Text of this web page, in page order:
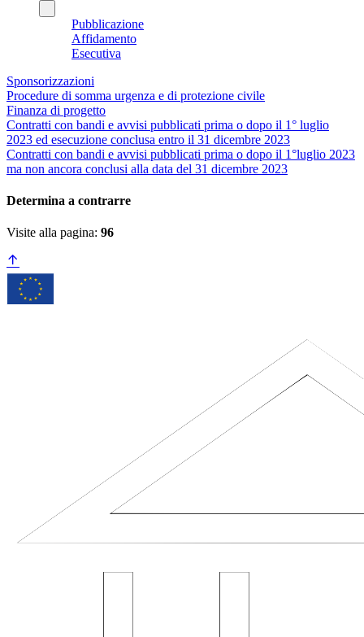
Pubblicazione
Affidamento
Esecutiva
Sponsorizzazioni
Procedure di somma urgenza e di protezione civile
Finanza di progetto
Contratti con bandi e avvisi pubblicati prima o dopo il 1° luglio
2023 ed esecuzione conclusa entro il 31 dicembre 2023
Contratti con bandi e avvisi pubblicati prima o dopo il 1°luglio 2023
ma non ancora conclusi alla data del 31 dicembre 2023
Determina a contrarre
Visite alla pagina: 96